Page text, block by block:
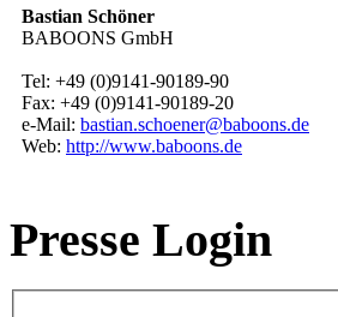
Bastian Schöner
BABOONS GmbH
Tel: +49 (0)9141-90189-90
Fax: +49 (0)9141-90189-20
e-Mail: bastian.schoener@baboons.de
Web: http://www.baboons.de
Presse Login